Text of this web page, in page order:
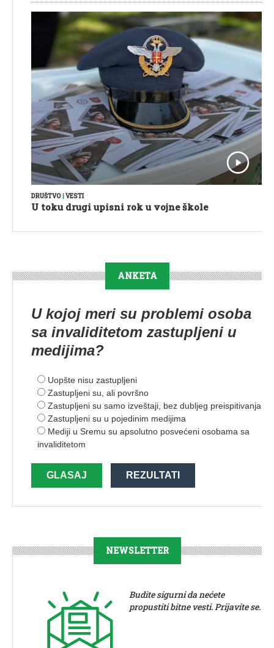
DRUŠTVO|VESTI
U toku drugi upisni rok u vojne škole
ANKETA
U kojoj meri su problemi osoba
sa invaliditetom zastupljeni u
medijima?
Uopšte nisu zastupljeni
Zastupljeni su, ali površno
Zastupljeni su samo izveštaji, bez dubljeg preispitivanja
Zastupljeni su u pojedinim medijima
Mediji u Sremu su apsolutno posvećeni osobama sa
invaliditetom
GLASAJ REZULTATI
NEWSLETTER
Budite sigurni da nećete
propustiti bitne vesti. Prijavite se.